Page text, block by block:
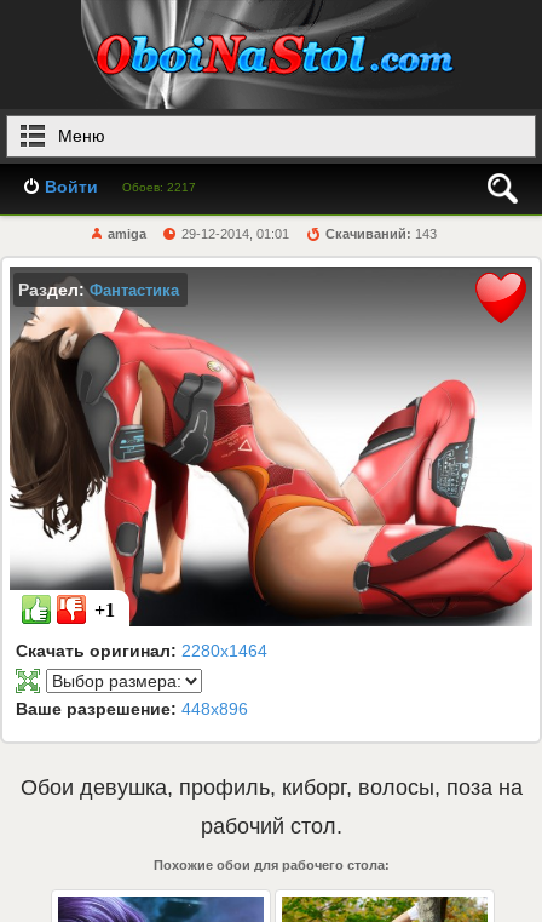
Меню
Войти Обоев: 2217
amiga 29-12-2014, 01:01 Скачиваний: 143
Раздел:Фантастика
+1
Скачать оригинал: 2280x1464
Ваше разрешение: 448x896
Обои девушка, профиль, киборг, волосы, поза на
рабочий стол.
Похожие обои для рабочего стола: